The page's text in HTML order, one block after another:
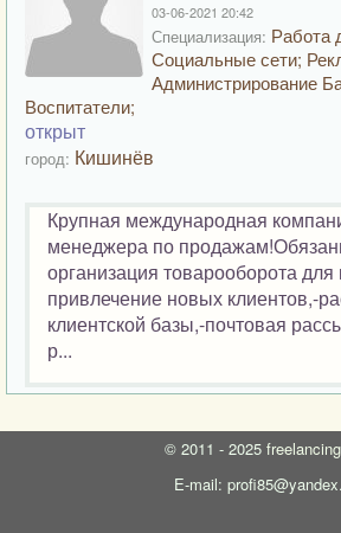
03-06-2021 20:42
Специализация: Работа
Социальные сети;
Администрирование
Воспитатели;
открыт
город: Кишинёв
Крупная международная
менеджера по
организация товарооборота
привлечение новых клиентов,-
клиентской базы,-почтовая
р...
© 2011 - 2025
E-mail: